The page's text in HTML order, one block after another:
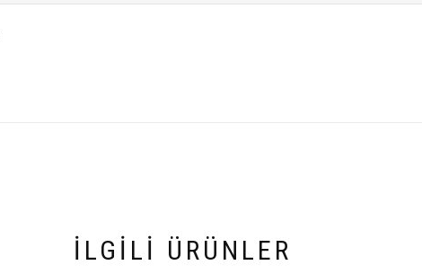
İLGILI ÜRÜNLER